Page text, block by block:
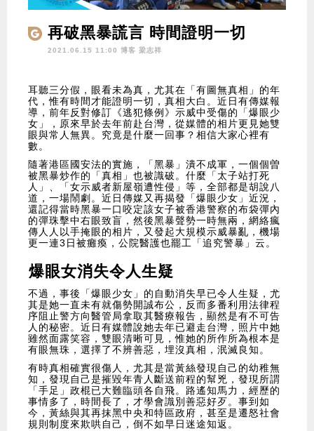
再破黑暴謊言 時間證明一切
2021.06.15 11:00 博客 梁志祥
耳聽三分假，眼看未為真，尤其在「有圖無真相」的年
代，惟有時間才能證明一切，真相大白。近日有傳媒報
導，前年反對修訂《逃犯條例》示威中受傷的「爆眼少
女」，原來早於去年前赴台灣，從媒體的相片更見她雙
眼與常人無異。究竟是什麼一回事？相信大家心裡有
數。
隨著港區國安法的實施，「黑暴」潰不成軍，一個個曽
被黑暴炒作的「真相」也被識破。什麼「太子站打死
人」、「女示威者新屋嶺遭性侵」等，全部都是胡說八
道，一場鬧劇。近日傳媒又再揭發「爆眼少女」近況，
還記得當時黑暴一口咬定該女子被香港警察的布袋彈內
的彈珠擊中右眼致盲，然後黑暴聲勢一時無兩，網絡瘋
傳人人以手掩眼的相片，又發起大規模示威暴亂，機場
更一連3日被癱瘓，公院醫護也罷工「追究警暴」云。
爆眼女消失令人生疑
不過，事後「爆眼少女」的自動消失早已令人生疑，尤
其是她一直未有就傷勢開誠布公，反而多番利用法律程
序阻止警方向醫管局拿取其醫療報告，顯然是有不可告
人的秘密。近日有媒體說她去年已避走台灣，照片中她
雖然面露笑容，雙眼清晰可見，惟她的所作所為根本是
有眼無珠，選擇了不辨善惡，埋沒真相，泯滅良知。
有時真相確實很傷人，尤其是當黃絲發現自己的幼稚無
知，發現自己是摧毀年青人斷送前程的幫兇，發現所謂
「手足」政棍已大難臨頭各自飛。路遙知馬力，經歷的
事情多了，時間長了，才學會識別善惡好歹。事到如
今，黃絲與其再抹黑中央和特區政府，甚至是遷怒社會
規則制度來欺哄自己，倒不如早日迷途知返。